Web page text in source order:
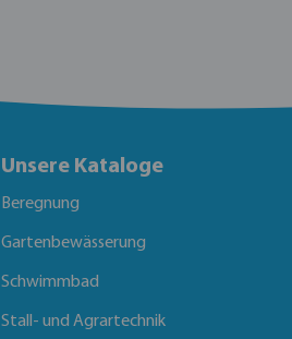
Unsere Kataloge
Beregnung
Gartenbewässerung
Schwimmbad
Stall- und Agrartechnik